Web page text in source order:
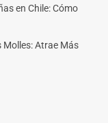
en Chile: Cómo
Molles: Atrae Más